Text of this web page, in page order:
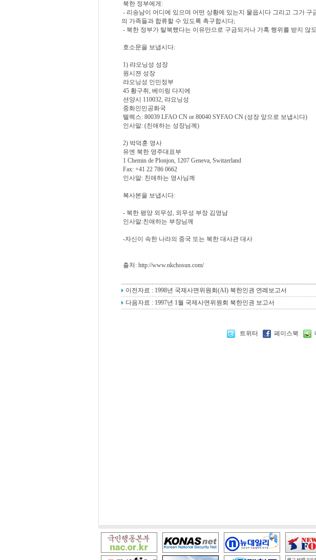
북한 정부에게:
- 리송남이 어디에 있으며 어떤 상황에 있는지 물읍시다 그리고 그가
의 가족들과 합류할 수 있도록 촉구합시다;
- 북한 정부가 탈북했다는 이유만으로 구금되거나 가혹 행위를 받지 않
호소문을 보냅시다:
1) 랴오닝성 성장
원시젼 성장
랴오닝성 인민정부
45 황구취, 베이링 다지에
션양시 110032, 랴요닝성
중화인민공화국
텔렉스: 80039 LFAO CN or 80040 SYFAO CN (성장 앞으로 보냅시다)
인사말: (친애하는 성장님께)
2) 박덕훈 영사
유엔 북한 영주대표부
1 Chemin de Plonjon, 1207 Geneva, Switzerland
Fax: +41 22 786 0662
인사말: 친애하는 영사님께
복사본을 보냅시다:
- 북한 평양 외무성, 외무성 부장 김영남
인사말:친애하는 부장님께
-자신이 속한 나라의 중국 또는 북한 대사관 대사
출처: http://www.nkchosun.com/
이전자료 : 1998년 국제사면위원회(AI) 북한인권 연례보고서
다음자료 : 1997년 1월 국제사면위원회 북한인권 보고서
트위터 페이스북